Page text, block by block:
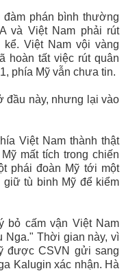
phán bình thường
và Việt Nam phải rút
kể. Việt Nam vội vàng
hoàn tất việc rút quân
phía Mỹ vẫn chưa tin.
đầu này, nhưng lại vào
Việt Nam thành thật
mất tích trong chiến
phái đoàn Mỹ tới một
tù binh Mỹ để kiểm
bỏ cấm vận Việt Nam
Nga." Thời gian này, vì
được CSVN gửi sang
Kalugin xác nhận. Hà